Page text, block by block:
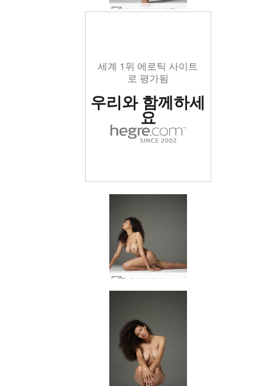
테티 자연의 아름다움 #2
세계 1위 에로틱 사이트
로 평가됨
우리와 함께하세
요